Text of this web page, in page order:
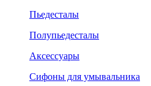
Пьедесталы
Полупьедесталы
Аксессуары
Сифоны для умывальника